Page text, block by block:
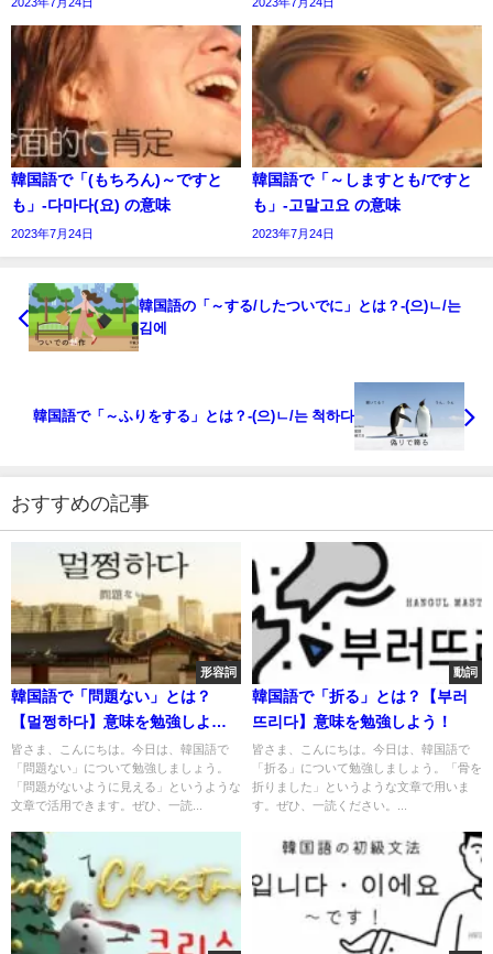
韓国語で「(もちろん)～ですと
も」-다마다(요) の意味
2023年7月24日
韓国語で「～しますとも/ですと
も」-고말고요 の意味
2023年7月24日
韓国語の「～する/したついでに」とは？-(으)ㄴ/는
김에
韓国語で「～ふりをする」とは？-(으)ㄴ/는 척하다
おすすめの記事
形容詞
韓国語で「問題ない」とは？
【멀쩡하다】意味を勉強しよ
う！
皆さま、こんにちは。今日は、韓国語で
「問題ない」について勉強しましょう。
「問題がないように見える」というような
文章で活用できます。ぜひ、一読...
動詞
韓国語で「折る」とは？【부러
뜨리다】意味を勉強しよう！
皆さま、こんにちは。今日は、韓国語で
「折る」について勉強しましょう。「骨を
折りました」というような文章で用いま
す。ぜひ、一読ください。...